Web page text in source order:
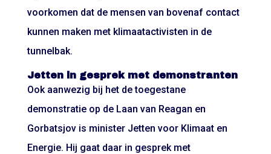
voorkomen dat de mensen van bovenaf contact
kunnen maken met klimaatactivisten in de
tunnelbak.
Jetten in gesprek met demonstranten
Ook aanwezig bij het de toegestane
demonstratie op de Laan van Reagan en
Gorbatsjov is minister Jetten voor Klimaat en
Energie. Hij gaat daar in gesprek met